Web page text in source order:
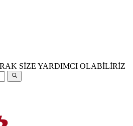
SİZE YARDIMCI OLABİLİRİZ